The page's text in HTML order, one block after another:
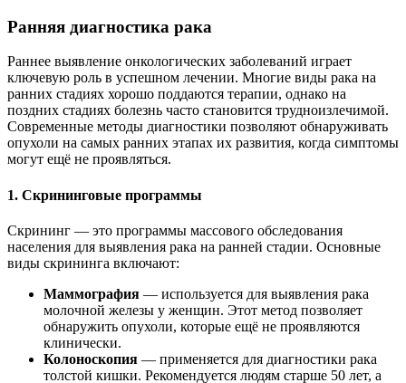
Ранняя диагностика рака
Раннее выявление онкологических заболеваний играет
ключевую роль в успешном лечении. Многие виды рака на
ранних стадиях хорошо поддаются терапии, однако на
поздних стадиях болезнь часто становится трудноизлечимой.
Современные методы диагностики позволяют обнаруживать
опухоли на самых ранних этапах их развития, когда симптомы
могут ещё не проявляться.
1. Скрининговые программы
Скрининг — это программы массового обследования
населения для выявления рака на ранней стадии. Основные
виды скрининга включают:
Маммография — используется для выявления рака
молочной железы у женщин. Этот метод позволяет
обнаружить опухоли, которые ещё не проявляются
клинически.
Колоноскопия — применяется для диагностики рака
толстой кишки. Рекомендуется людям старше 50 лет, а